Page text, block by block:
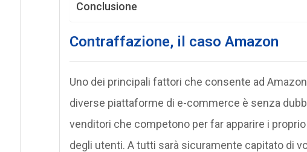
Conclusione
Contraffazione, il caso Amazon
Uno dei principali fattori che consente ad
diverse piattaforme di e-commerce è senza
venditori che competono per far apparire i
degli utenti. A tutti sarà sicuramente capitato di